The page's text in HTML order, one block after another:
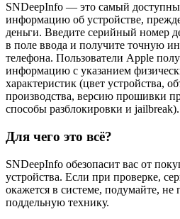
SNDeepInfo — это самый
информацию об устройстве,
деньги. Введите серийный номер
в поле ввода и получите точную
телефона. Пользователи Apple
информацию с указанием
характеристик (цвет устройства,
производства, версию прошивки
способы разблокировки и jailbreak).
Для чего это всё?
SNDeepInfo обезопасит вас от
устройства. Если при проверке,
окажется в системе, подумайте, не
поддельную технику.